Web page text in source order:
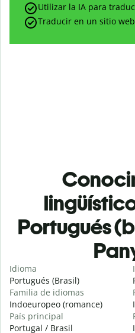
Utilizar la IA para
Traducir en un sitio
Portugués
Idioma
Portugués (Brasil)
Familia de idiomas
Indoeuropeo (romance)
País principal
Portugal / Brasil